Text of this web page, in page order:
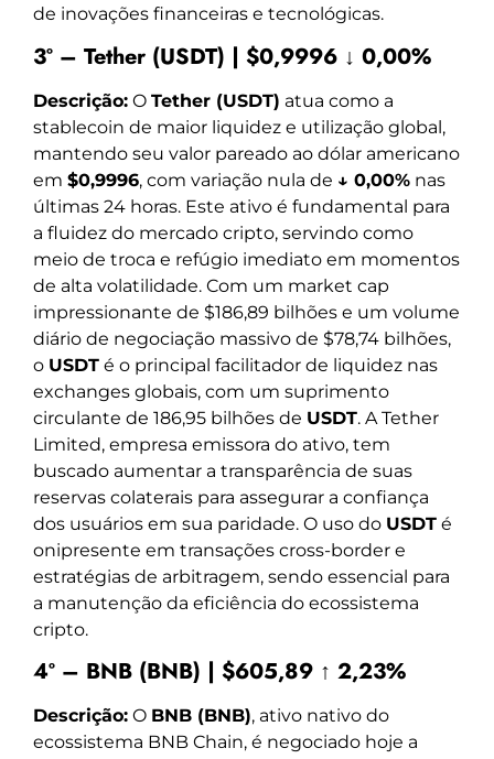
de inovações financeiras e tecnológicas.
3º – Tether (USDT) | $0,9996 ↓ 0,00%
Descrição: O Tether (USDT) atua como a
stablecoin de maior liquidez e utilização global,
mantendo seu valor pareado ao dólar americano
em $0,9996, com variação nula de ↓ 0,00% nas
últimas 24 horas. Este ativo é fundamental para
a fluidez do mercado cripto, servindo como
meio de troca e refúgio imediato em momentos
de alta volatilidade. Com um market cap
impressionante de $186,89 bilhões e um volume
diário de negociação massivo de $78,74 bilhões,
o USDT é o principal facilitador de liquidez nas
exchanges globais, com um suprimento
circulante de 186,95 bilhões de USDT. A Tether
Limited, empresa emissora do ativo, tem
buscado aumentar a transparência de suas
reservas colaterais para assegurar a confiança
dos usuários em sua paridade. O uso do USDT é
onipresente em transações cross-border e
estratégias de arbitragem, sendo essencial para
a manutenção da eficiência do ecossistema
cripto.
4º – BNB (BNB) | $605,89 ↑ 2,23%
Descrição: O BNB (BNB), ativo nativo do
ecossistema BNB Chain, é negociado hoje a